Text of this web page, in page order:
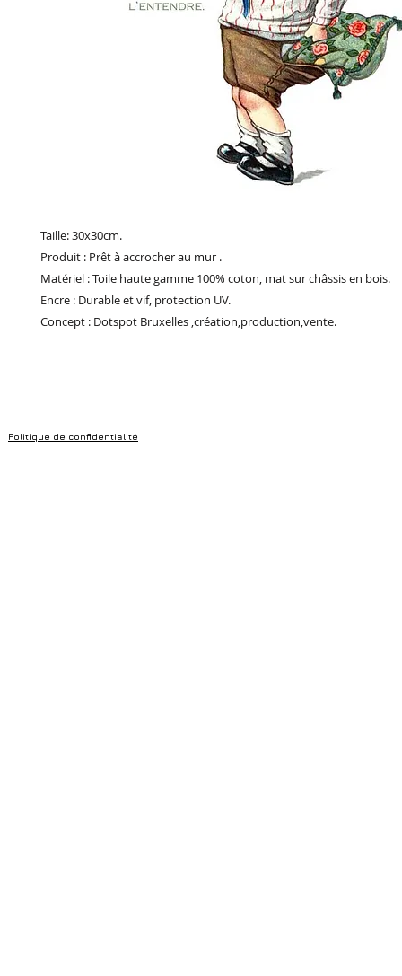
Taille: 30x30cm.
Produit : Prêt à accrocher au mur .
Matériel : Toile haute gamme 100% coton, mat sur châssis en bois.
Encre : Durable et vif, protection UV.
Concept : Dotspot Bruxelles ,création,production,vente.
Politique de confidentialité